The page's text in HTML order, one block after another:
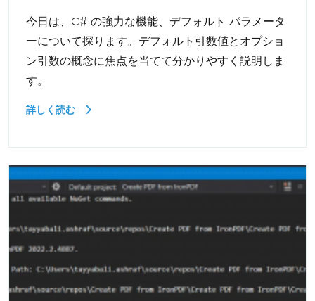
今日は、C# の強力な機能、デフォルト パラメータ
ーについて探ります。デフォルト引数値とオプショ
ン引数の概念に焦点を当てて分かりやすく説明しま
す。
詳しく読む